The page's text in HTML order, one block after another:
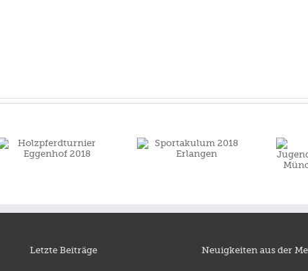
Sportakulum 2018
Deutsche
Jugendmeisterschaften
Letzte Beiträge Neuigkeiten aus der